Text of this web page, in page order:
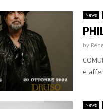
News
by
e
News